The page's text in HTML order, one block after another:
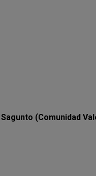
Sagunto (Comunidad